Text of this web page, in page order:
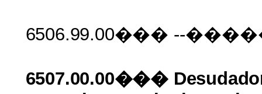
6506.99.00��� --
6507.00.00���